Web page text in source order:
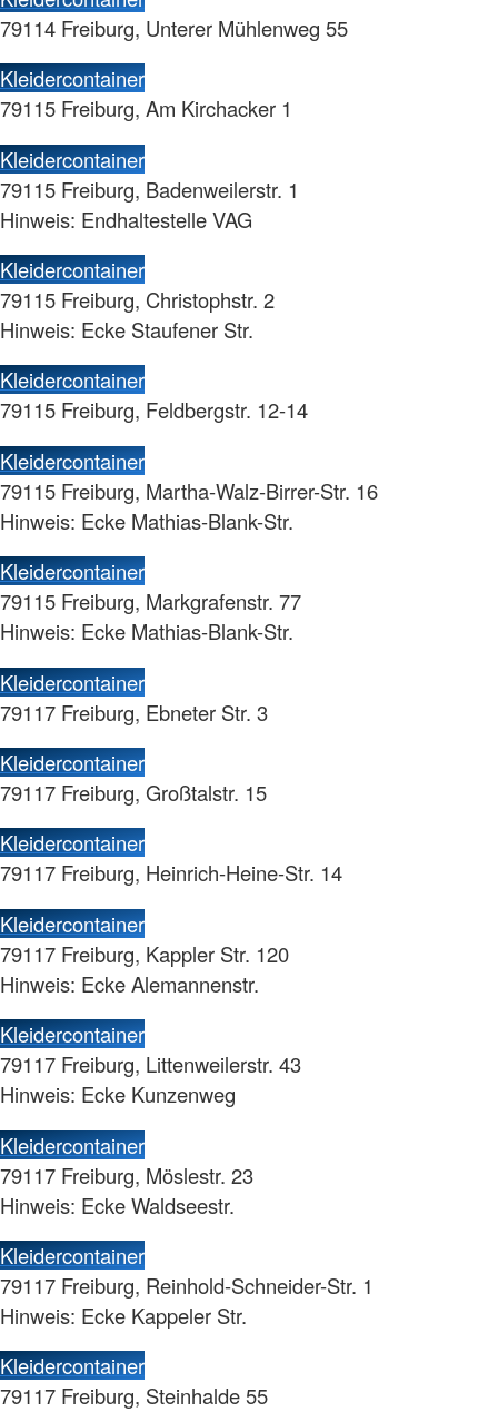
79114 Freiburg, Unterer Mühlenweg 55
Kleidercontainer
79115 Freiburg, Am Kirchacker 1
Kleidercontainer
79115 Freiburg, Badenweilerstr. 1
Hinweis: Endhaltestelle VAG
Kleidercontainer
79115 Freiburg, Christophstr. 2
Hinweis: Ecke Staufener Str.
Kleidercontainer
79115 Freiburg, Feldbergstr. 12-14
Kleidercontainer
79115 Freiburg, Martha-Walz-Birrer-Str. 16
Hinweis: Ecke Mathias-Blank-Str.
Kleidercontainer
79115 Freiburg, Markgrafenstr. 77
Hinweis: Ecke Mathias-Blank-Str.
Kleidercontainer
79117 Freiburg, Ebneter Str. 3
Kleidercontainer
79117 Freiburg, Großtalstr. 15
Kleidercontainer
79117 Freiburg, Heinrich-Heine-Str. 14
Kleidercontainer
79117 Freiburg, Kappler Str. 120
Hinweis: Ecke Alemannenstr.
Kleidercontainer
79117 Freiburg, Littenweilerstr. 43
Hinweis: Ecke Kunzenweg
Kleidercontainer
79117 Freiburg, Möslestr. 23
Hinweis: Ecke Waldseestr.
Kleidercontainer
79117 Freiburg, Reinhold-Schneider-Str. 1
Hinweis: Ecke Kappeler Str.
Kleidercontainer
79117 Freiburg, Steinhalde 55